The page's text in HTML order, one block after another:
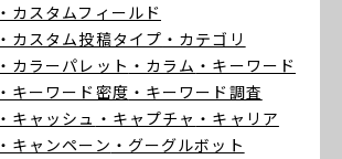
・カスタムフィールド
・カスタム投稿タイプ ・カテゴリ
・カラーパレット ・カラム ・キーワード
・キーワード密度 ・キーワード調査
・キャッシュ ・キャプチャ ・キャリア
・キャンペーン ・グーグルボット